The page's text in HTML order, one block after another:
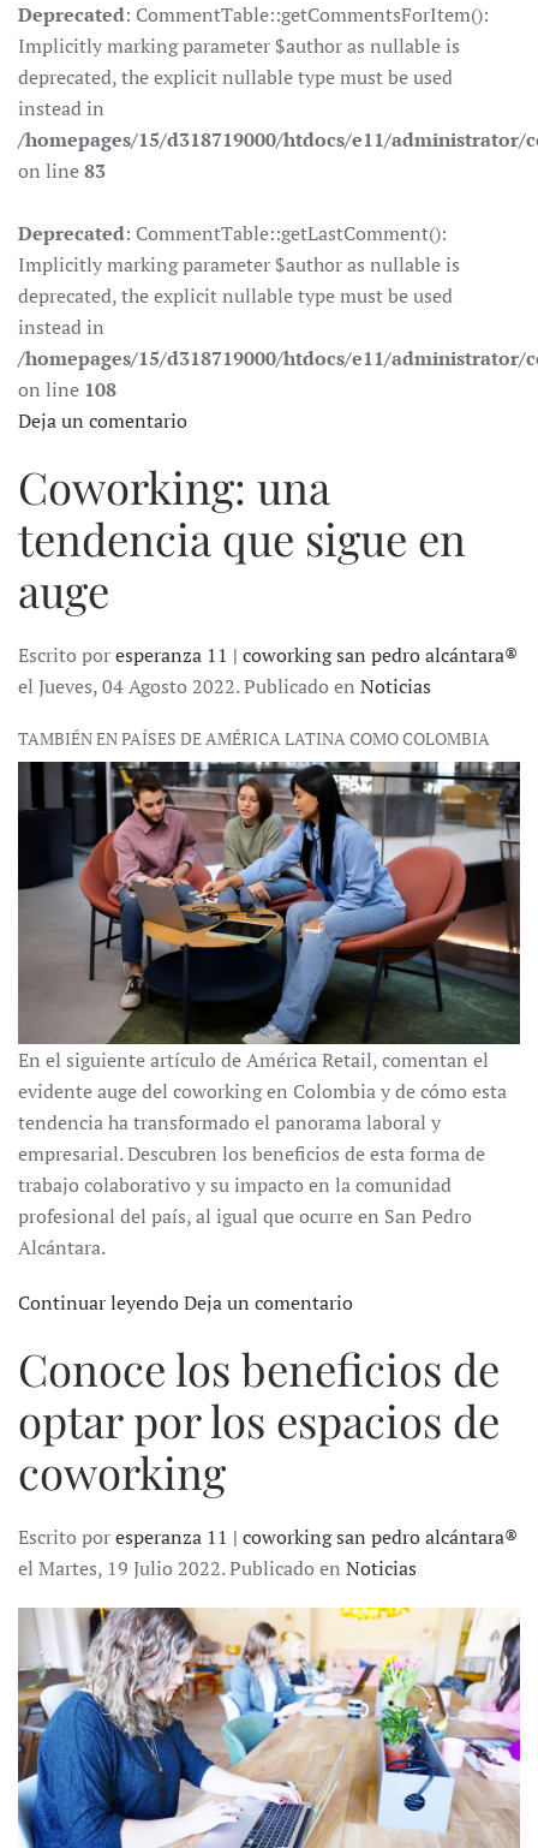
Deprecated: CommentTable::getCommentsForItem():
Implicitly marking parameter $author as nullable is
deprecated, the explicit nullable type must be used
instead in
/homepages/15/d318719000/htdocs/e11/
on line83
Deprecated: CommentTable::getLastComment():
Implicitly marking parameter $author as nullable is
deprecated, the explicit nullable type must be used
instead in
/homepages/15/d318719000/htdocs/e11/
on line 108
Deja un comentario
Coworking: una
tendencia que sigue en
auge
Escrito poresperanza 11 | coworking san pedro alcántara®
el Jueves, 04 Agosto 2022. Publicado en Noticias
TAMBIÉN EN PAÍSES DE AMÉRICA LATINA COMO COLOMBIA
En el siguiente artículo de América Retail, comentan el
evidente auge del coworking en Colombia y de cómo esta
tendencia ha transformado el panorama laboral y
empresarial. Descubren los beneficios de esta forma de
trabajo colaborativo y su impacto en la comunidad
profesional del país, al igual que ocurre en San Pedro
Alcántara.
Continuar leyendoDeja un comentario
Conoce los beneficios de
optar por los espacios de
coworking
Escrito poresperanza 11 | coworking san pedro alcántara®
el Martes, 19 Julio 2022. Publicado en Noticias